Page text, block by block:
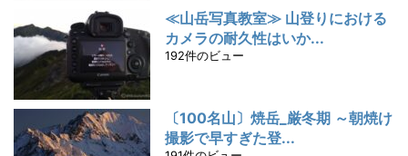
≪山岳写真教室≫ 山登りにおける
カメラの耐久性はいか...
192件のビュー
〔100名山〕焼岳_厳冬期 ～朝焼け
撮影で早すぎた登...